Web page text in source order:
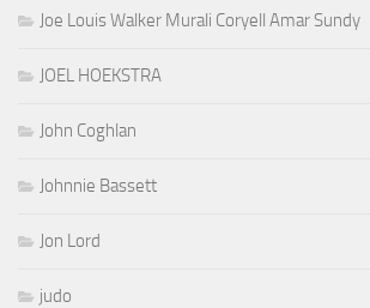
Joe Louis Walker Murali Coryell Amar Sundy
JOEL HOEKSTRA
John Coghlan
Johnnie Bassett
Jon Lord
judo